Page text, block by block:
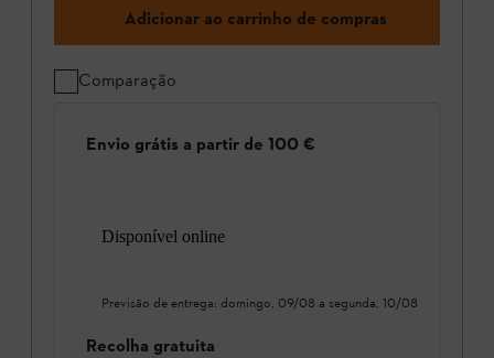
Adicionar ao carrinho de compras
Comparação
Envio grátis a partir de 100 €
Disponível online
Previsão de entrega: domingo, 09/08 a segunda, 10/08
Recolha gratuita